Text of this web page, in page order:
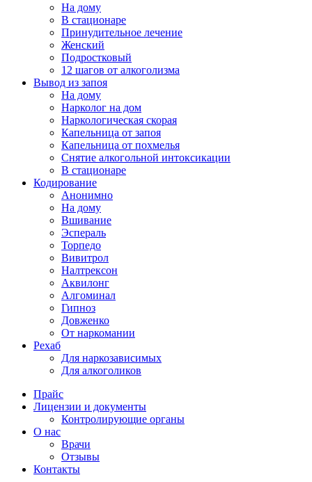
На дому
В стационаре
Принудительное лечение
Женский
Подростковый
12 шагов от алкоголизма
Вывод из запоя
На дому
Нарколог на дом
Наркологическая скорая
Капельница от запоя
Капельница от похмелья
Снятие алкогольной интоксикации
В стационаре
Кодирование
Анонимно
На дому
Вшивание
Эспераль
Торпедо
Вивитрол
Налтрексон
Аквилонг
Алгоминал
Гипноз
Довженко
От наркомании
Рехаб
Для наркозависимых
Для алкоголиков
Прайс
Лицензии и документы
Контролирующие органы
О нас
Врачи
Отзывы
Контакты